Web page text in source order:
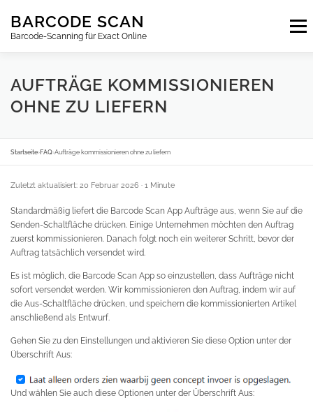
Inhalt
springen
BARCODE SCAN
Barcode-Scanning für Exact Online
Menu
ABONNEMENTS FAQ BLOG KONTAKT
AUFTRÄGE KOMMISSIONIEREN
OHNE ZU LIEFERN
Startseite›FAQ›Aufträge kommissionieren ohne zu liefern
Zuletzt aktualisiert: 20 Februar 2026 · 1 Minute
Standardmäßig liefert die Barcode Scan App Aufträge aus, wenn Sie auf die
Senden-Schaltfläche drücken. Einige Unternehmen möchten den Auftrag
zuerst kommissionieren. Danach folgt noch ein weiterer Schritt, bevor der
Auftrag tatsächlich versendet wird.
Es ist möglich, die Barcode Scan App so einzustellen, dass Aufträge nicht
sofort versendet werden. Wir kommissionieren den Auftrag, indem wir auf
die Aus-Schaltfläche drücken, und speichern die kommissionierten Artikel
anschließend als Entwurf.
Gehen Sie zu den Einstellungen und aktivieren Sie diese Option unter der
Überschrift Aus:
Und wählen Sie auch diese Optionen unter der Überschrift Aus: